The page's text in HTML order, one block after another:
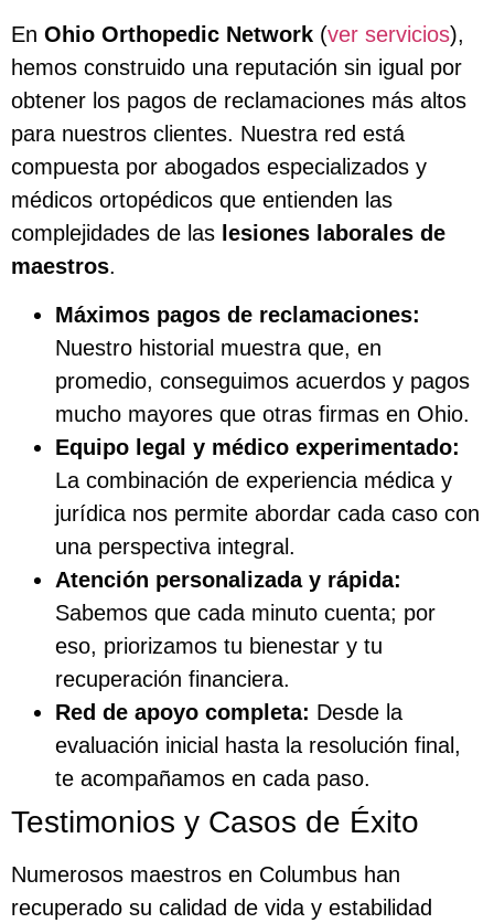
En Ohio Orthopedic Network (ver servicios),
hemos construido una reputación sin igual por
obtener los pagos de reclamaciones más altos
para nuestros clientes. Nuestra red está
compuesta por abogados especializados y
médicos ortopédicos que entienden las
complejidades de las lesiones laborales de
maestros.
Máximos pagos de reclamaciones:
Nuestro historial muestra que, en
promedio, conseguimos acuerdos y pagos
mucho mayores que otras firmas en Ohio.
Equipo legal y médico experimentado:
La combinación de experiencia médica y
jurídica nos permite abordar cada caso con
una perspectiva integral.
Atención personalizada y rápida:
Sabemos que cada minuto cuenta; por
eso, priorizamos tu bienestar y tu
recuperación financiera.
Red de apoyo completa: Desde la
evaluación inicial hasta la resolución final,
te acompañamos en cada paso.
Testimonios y Casos de Éxito
Numerosos maestros en Columbus han
recuperado su calidad de vida y estabilidad